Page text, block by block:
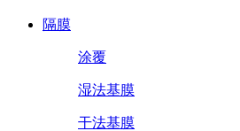
隔膜
涂覆
湿法基膜
干法基膜